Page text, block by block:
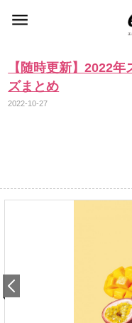
【随時更新】2022
ズまとめ
2022-10-27